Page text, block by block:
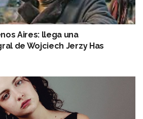
Aires: llega una
de Wojciech Jerzy Has